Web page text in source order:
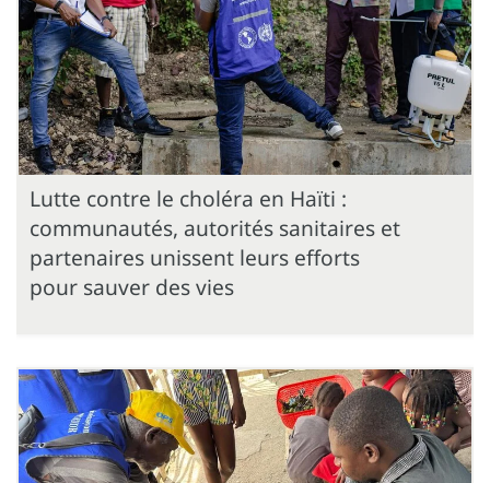
Lutte contre le choléra en Haïti :
communautés, autorités sanitaires et
partenaires unissent leurs efforts
pour sauver des vies